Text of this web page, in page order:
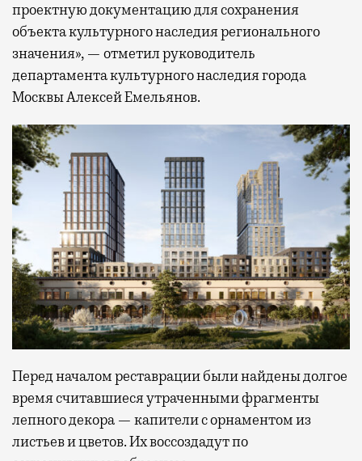
проектную документацию для сохранения
объекта культурного наследия регионального
значения», — отметил руководитель
департамента культурного наследия города
Москвы Алексей Емельянов.
Перед началом реставрации были найдены долгое
время считавшиеся утраченными фрагменты
лепного декора — капители с орнаментом из
листьев и цветов. Их воссоздадут по